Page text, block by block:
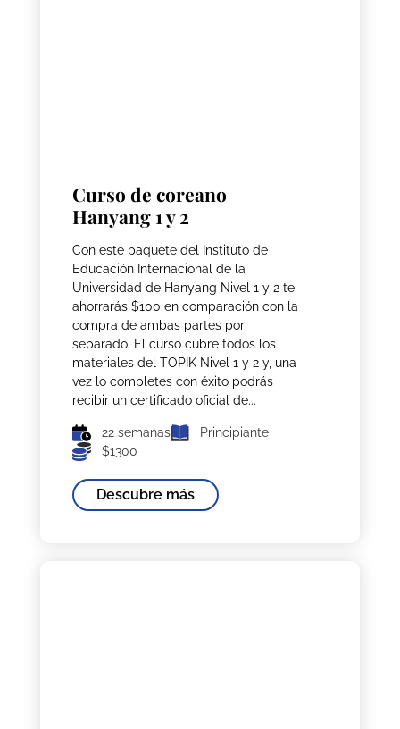
Curso de coreano
Hanyang 1 y 2
Con este paquete del Instituto de
Educación Internacional de la
Universidad de Hanyang Nivel 1 y 2 te
ahorrarás $100 en comparación con la
compra de ambas partes por
separado. El curso cubre todos los
materiales del TOPIK Nivel 1 y 2 y, una
vez lo completes con éxito podrás
recibir un certificado oficial de...
22 semanas
Principiante
$1300
Descubre más